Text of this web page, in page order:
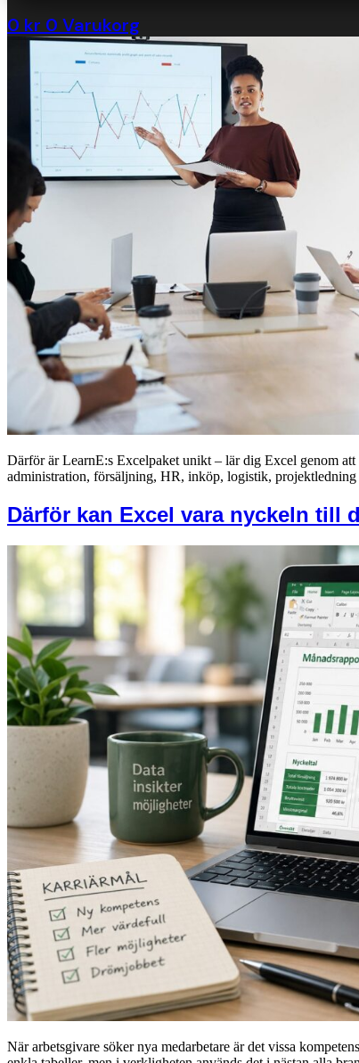
0 kr 0 Varukorg
Därför är LearnE:s Excelpaket unikt – lär dig Excel genom
administration, försäljning, HR, inköp, logistik,
Därför kan Excel vara nyckeln till
När arbetsgivare söker nya medarbetare är det vissa